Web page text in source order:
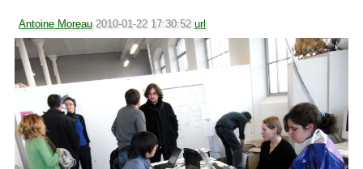
Antoine Moreau 2010-01-22 17:30:52 url